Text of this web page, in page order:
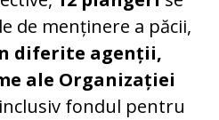
de menținere a păcii,
diferite agenții,
ale Organizației
fondul pentru